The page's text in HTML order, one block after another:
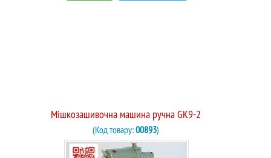
Мішкозашивочна машина ручна GK9-2
(Код товару:00893)